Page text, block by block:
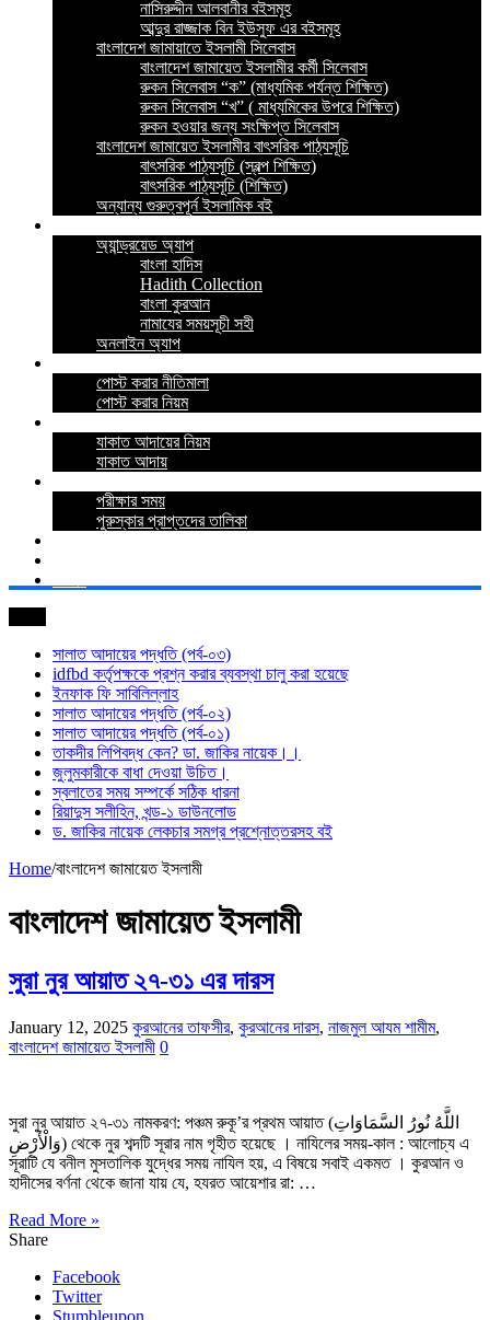
নাসিরুদ্দীন আলবানীর বইসমূহ
আব্দুর রাজ্জাক বিন ইউসুফ এর বইসমূহ
বাংলাদেশ জামায়াতে ইসলামী সিলেবাস
বাংলাদেশ জামায়েত ইসলামীর কর্মী সিলেবাস
রুকন সিলেবাস “ক” (মাধ্যমিক পর্যন্ত শিক্ষিত)
রুকন সিলেবাস “খ” ( মাধ্যমিকের উপরে শিক্ষিত)
রুকন হওয়ার জন্য সংক্ষিপ্ত সিলেবাস
বাংলাদেশ জামায়েত ইসলামীর বাৎসরিক পাঠ্যসূচি
বাৎসরিক পাঠ্যসূচি (স্বল্প শিক্ষিত)
বাৎসরিক পাঠ্যসূচি (শিক্ষিত)
অন্যান্য গুরুত্বপূর্ন ইসলামিক বই
অ্যান্ড্রয়েড অ্যাপ
বাংলা হাদিস
Hadith Collection
বাংলা কুরআন
নামাযের সময়সূচী সহী
অনলাইন অ্যাপ
পোস্ট করার নীতিমালা
পোস্ট করার নিয়ম
যাকাত আদায়ের নিয়ম
যাকাত আদায়
পরীক্ষার সময়
পুরুস্কার প্রাপ্তদের তালিকা
সালাত আদায়ের পদ্ধতি (পর্ব-০৩)
idfbd কর্তৃপক্ষকে প্রশ্ন করার ব্যবস্থা চালু করা হয়েছে
ইনফাক ফি সাবিলিল্লাহ
সালাত আদায়ের পদ্ধতি (পর্ব-০২)
সালাত আদায়ের পদ্ধতি (পর্ব-০১)
তাকদীর লিপিবদ্ধ কেন? ডা. জাকির নায়েক।।
জুলুমকারীকে বাধা দেওয়া উচিত।
স্বলাতের সময় সম্পর্কে সঠিক ধারনা
রিয়াদুস সলীহিন, খন্ড-১ ডাউনলোড
ড. জাকির নায়েক লেকচার সমগ্র প্রশ্নোত্তরসহ বই
Home/বাংলাদেশ জামায়েত ইসলামী
বাংলাদেশ জামায়েত ইসলামী
সুরা নুর আয়াত ২৭-৩১ এর দারস
January 12, 2025 কুরআনের তাফসীর, কুরআনের দারস, নাজমুল আযম শামীম,
বাংলাদেশ জামায়েত ইসলামী 0
সুরা নুর আয়াত ২৭-৩১ নামকরণ: পঞ্চম রুকূ’র প্রথম আয়াত (اللَّهُ نُورُ السَّمَاوَاتِ
وَالْأَرْضِ) থেকে নুর শব্দটি সূরার নাম গৃহীত হয়েছে । নাযিলের সময়-কাল : আলোচ্য এ
সূরাটি যে বনীল মুসতালিক যুদ্ধের সময় নাযিল হয়, এ বিষয়ে সবাই একমত । কুরআন ও
হাদীসের বর্ণনা থেকে জানা যায় যে, হযরত আয়েশার রা: …
Read More »
Share
Facebook
Twitter
Stumbleupon